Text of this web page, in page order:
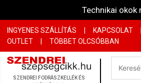
Technikai
INGYENES SZÁLLÍTÁS KAPCSOLAT
OUTLET
| TÖBBET OLCSÓBBAN
SZENDREI FODRÁSZKELLÉK ÉS